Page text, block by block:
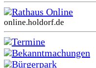
Rathaus Online
online.holdorf.de
Termine
Bekanntmachungen
Bürgerpark